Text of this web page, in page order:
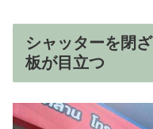
シャッターを閉
板が目立つ